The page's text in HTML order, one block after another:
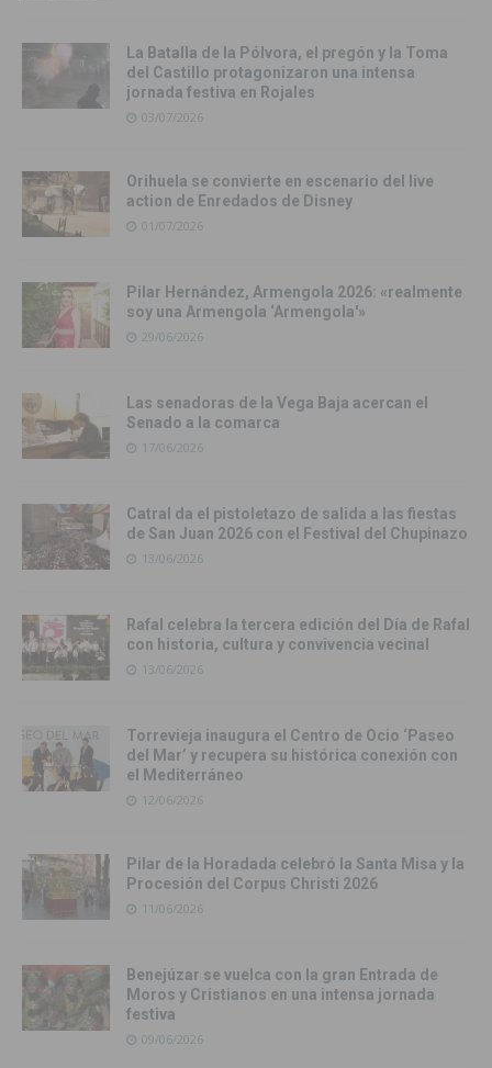
La Batalla de la Pólvora, el pregón y la Toma
del Castillo protagonizaron una intensa
jornada festiva en Rojales
03/07/2026
Orihuela se convierte en escenario del live
action de Enredados de Disney
01/07/2026
Pilar Hernández, Armengola 2026: «realmente
soy una Armengola ‘Armengola'»
29/06/2026
Las senadoras de la Vega Baja acercan el
Senado a la comarca
17/06/2026
Catral da el pistoletazo de salida a las fiestas
de San Juan 2026 con el Festival del Chupinazo
13/06/2026
Rafal celebra la tercera edición del Día de Rafal
con historia, cultura y convivencia vecinal
13/06/2026
Torrevieja inaugura el Centro de Ocio ‘Paseo
del Mar’ y recupera su histórica conexión con
el Mediterráneo
12/06/2026
Pilar de la Horadada celebró la Santa Misa y la
Procesión del Corpus Christi 2026
11/06/2026
Benejúzar se vuelca con la gran Entrada de
Moros y Cristianos en una intensa jornada
festiva
09/06/2026